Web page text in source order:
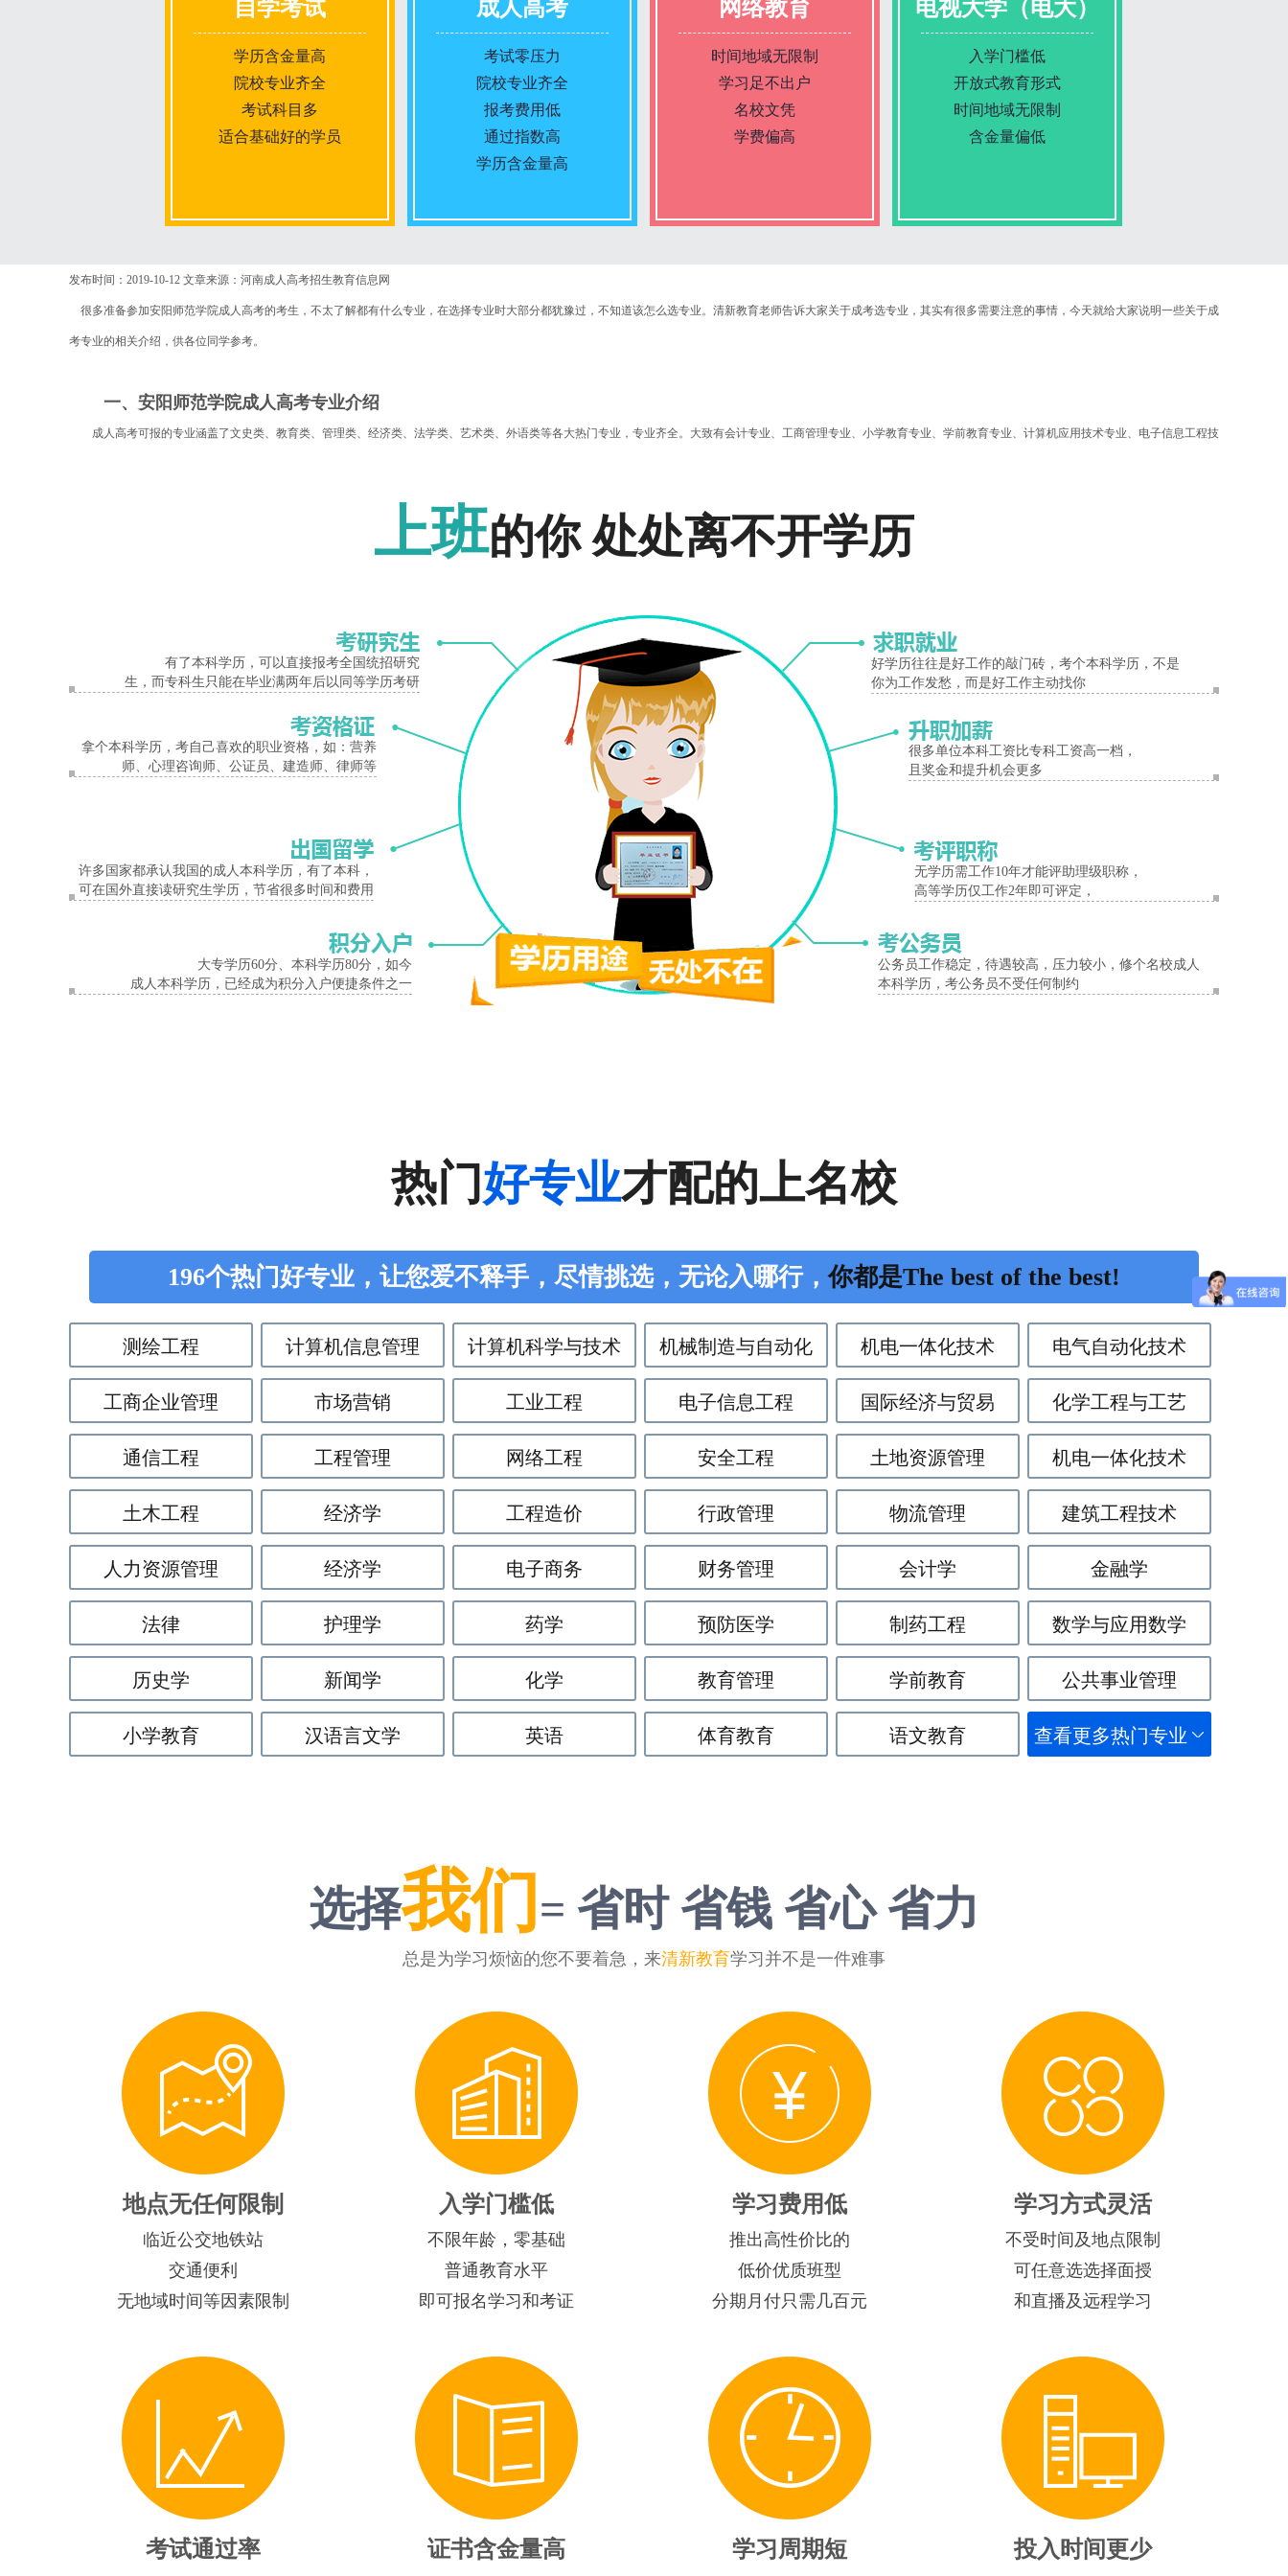
自学考试
学历含金量高
院校专业齐全
考试科目多
适合基础好的学员
报名条件
考试时间
成人高考
考试零压力
院校专业齐全
报考费用低
通过指数高
学历含金量高
考试时间
网络教育
时间地域无限制
学习足不出户
名校文凭
学费偏高
考试时间
电视大学（电大）
入学门槛低
开放式教育形式
时间地域无限制
含金量偏低
考试时间
发布时间：2019-10-12 文章来源：河南成人高考招生教育信息网
很多准备参加安阳师范学院成人高考的考生，不太了解都有什么专业，在选择专业时大部分都犹豫过，不知道该怎么选专业。清新教育老师告诉大家关于成考选专业，其实有很多需要注意的事情，今天就给大家说明一些关于成
考专业的相关介绍，供各位同学参考。
一、安阳师范学院成人高考专业介绍
成人高考可报的专业涵盖了文史类、‌‌教育类、管理类、经济类、法学类、艺术类、外语类等各大热门专业，专业齐全。大致有会计专业、工商管理专业、小学教育专业、学前教育专业、计算机应用技术专业、电子信息工程技
二、安阳师范学院成人高考专业可以随便选吗？
考生们在选择专业的时候真的不可以含糊。考生应选择自己真正感兴趣的专业或者是自己正在需要的专业。参加成考的学生基本上都是上班族，只有真正选择了感兴趣的专业，才能在学习中不会厌倦。
三、选择专业时需要注意什么呢？
1、专科升本科建议选对口专业
只要是国民教育专科都可以升本科。但从将来的学习效果看，成考生选择专业时最好根据专科的专业内容，选择相同或相近的本科专业。实际学习中，由于专业学习具有连贯性，如果选择和专科相近的专业，成考生今后学习
时具备一定基础，学起来更加得心应手。
成考生需要仔细地分析自己的特长，是逻辑分析比较好，还是记忆力出色，或者是有艺术天分，数学好的考生可以选择工商企业管理、会计、市场营销、计算机等等含有高等数学科目的专业，而数学不好但是又会背书的学生
可以选择一些文史类的科目。总的来说，学生选择成人高考专业的时候应该要根据自己的实际情况来进行选择。
成考生在选择专业时还需注意了解该专业的培养目标和未来的职业方向，评估专业的职业风险。考生可以根据时代发展的大趋势，确定几个前景较好的行业范围，然后在该范围内进行专业选择，同时兼顾专业的职业风险。
即日起，在我中心报名的学员，可免费领取成考的复习资料，还包括往年真题、试题等，还有专门的教务老师进行指导，而且不会多收学生费用，咨询电话：17760796275（同微信）
师范学院 成人高考 可以报哪些专业
上班的你 处处离不开学历
有了本科学历，可以直接报考全国统招研究
生，而专科生只能在毕业满两年后以同等学历考研
拿个本科学历，考自己喜欢的职业资格，如：营养
师、心理咨询师、公证员、建造师、律师等
许多国家都承认我国的成人本科学历，有了本科，
可在国外直接读研究生学历，节省很多时间和费用
大专学历60分、本科学历80分，如今
成人本科学历，已经成为积分入户便捷条件之一
好学历往往是好工作的敲门砖，考个本科学历，不是
你为工作发愁，而是好工作主动找你
很多单位本科工资比专科工资高一档，
且奖金和提升机会更多
无学历需工作10年才能评助理级职称，
高等学历仅工作2年即可评定，
公务员工作稳定，待遇较高，压力较小，修个名校成人
本科学历，考公务员不受任何制约
热门好专业才配的上名校
196个热门好专业，让您爱不释手，尽情挑选，无论入哪行，你都是The best of the best!
测绘工程 计算机信息管理 计算机科学与技术 机械制造与自动化 机电一体化技术 电气自动化技术
工商企业管理 市场营销 工业工程 电子信息工程 国际经济与贸易 化学工程与工艺
通信工程 工程管理 网络工程 安全工程 土地资源管理 机电一体化技术
土木工程 经济学 工程造价 行政管理 物流管理 建筑工程技术
人力资源管理 经济学 电子商务 财务管理 会计学 金融学
法律 护理学 药学 预防医学 制药工程 数学与应用数学
历史学 新闻学 化学 教育管理 学前教育 公共事业管理
小学教育 汉语言文学 英语 体育教育 语文教育 查看更多热门专业
选择我们 = 省时 省钱 省心 省力
总是为学习烦恼的您不要着急，来清新教育学习并不是一件难事
地点无任何限制
临近公交地铁站
交通便利
无地域时间等因素限制
入学门槛低
不限年龄，零基础
普通教育水平
即可报名学习和考证
学习费用低
推出高性价比的
低价优质班型
分期月付只需几百元
学习方式灵活
不受时间及地点限制
可任意选选择面授
和直播及远程学习
考试通过率 证书含金量高 学习周期短 投入时间更少